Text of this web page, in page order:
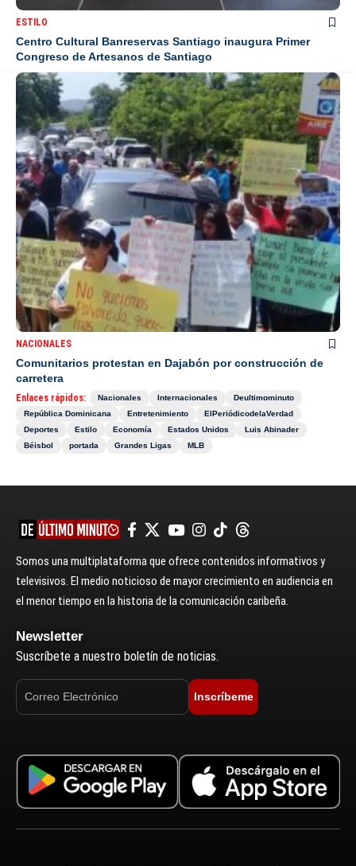
ESTILO
Centro Cultural Banreservas Santiago inaugura Primer
Congreso de Artesanos de Santiago
NACIONALES
Comunitarios protestan en Dajabón por construcción de
carretera
Enlaces rápidos: Nacionales Internacionales
Deultimominuto
República Dominicana
Entretenimiento
ElPeriódicodelaVerdad
Deportes
Estilo Economía Estados Unidos
Luis Abinader
Béisbol
portada Grandes Ligas MLB
Somos una multiplataforma que ofrece contenidos informativos y
televisivos. El medio noticioso de mayor crecimiento en audiencia en
el menor tiempo en la historia de la comunicación caribeña.
Newsletter
Suscríbete a nuestro boletín de noticias.
Inscríbeme